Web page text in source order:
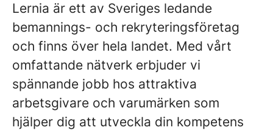
Lernia är ett av Sveriges ledande
bemannings- och rekryteringsföretag
och finns över hela landet. Med vårt
omfattande nätverk erbjuder vi
spännande jobb hos attraktiva
arbetsgivare och varumärken som
hjälper dig att utveckla din kompetens